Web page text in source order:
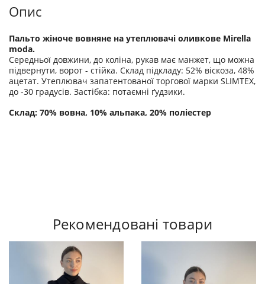
Опис
Пальто жіноче вовняне на утеплювачі оливкове Mirella
moda.
Середньої довжини, до коліна, рукав має манжет, що можна
підвернути, ворот - стійка. Склад підкладу: 52% віскоза, 48%
ацетат. Утеплювач запатентованої торгової марки SLIMTEX,
до -30 градусів. Застібка: потаємні ґудзики.
Склад: 70% вовна, 10% альпака, 20% поліестер
Рекомендовані товари